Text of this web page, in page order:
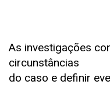
As investigações
circunstâncias
do caso e definir